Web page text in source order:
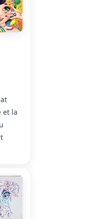
et la